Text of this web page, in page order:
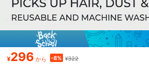
¥296 から -8% ¥322